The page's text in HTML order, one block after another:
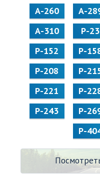
А-260
А-
А-310
Р-23
Р-152
Р-
Р-208
Р-
Р-221
Р-
Р-243
Р-
Р-